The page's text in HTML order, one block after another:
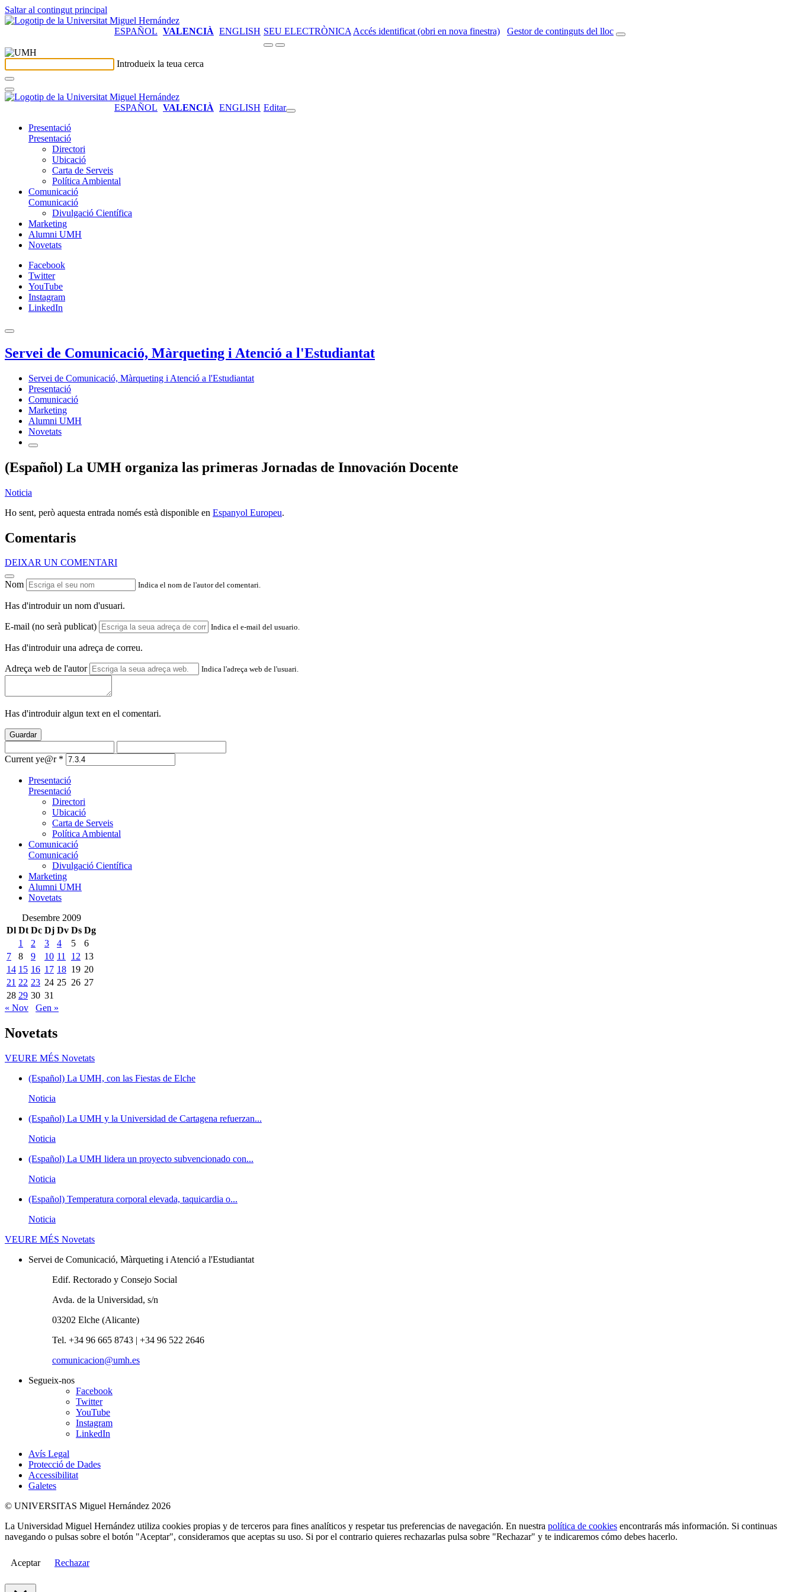
Saltar al contingut principal
ESPAÑOL VALENCIÀ ENGLISH SEU ELECTRÒNICA Accés identificat (obri en nova finestra) Gestor de continguts del lloc
Introdueix la teua cerca
ESPAÑOL VALENCIÀ ENGLISH Editar
Presentació
Presentació
Directori
Ubicació
Carta de Serveis
Política Ambiental
Comunicació
Comunicació
Divulgació Científica
Marketing
Alumni UMH
Novetats
Facebook
Twitter
YouTube
Instagram
LinkedIn
Servei de Comunicació, Màrqueting i Atenció a l'Estudiantat
Servei de Comunicació, Màrqueting i Atenció a l'Estudiantat
Presentació
Comunicació
Marketing
Alumni UMH
Novetats
(Español) La UMH organiza las primeras Jornadas de Innovación Docente
Noticia
Ho sent, però aquesta entrada només està disponible en Espanyol Europeu.
Comentaris
DEIXAR UN COMENTARI
Nom Indica el nom de l'autor del comentari.
Has d'introduir un nom d'usuari.
E-mail (no serà publicat) Indica el e-mail del usuario.
Has d'introduir una adreça de correu.
Adreça web de l'autor Indica l'adreça web de l'usuari.
Has d'introduir algun text en el comentari.
Guardar
Current ye@r *
Presentació
Presentació
Directori
Ubicació
Carta de Serveis
Política Ambiental
Comunicació
Comunicació
Divulgació Científica
Marketing
Alumni UMH
Novetats
Desembre 2009
Dl Dt Dc Dj Dv Ds Dg
1
2 3 4 5
6
7
8 9 10 11 12 13
14 15 16 17 18 19 20
21 22 23 24 25 26 27
28 29 30 31
« Nov
Gen »
Novetats
VEURE MÉS Novetats
(Español) La UMH, con las Fiestas de Elche
Noticia
(Español) La UMH y la Universidad de Cartagena refuerzan...
Noticia
(Español) La UMH lidera un proyecto subvencionado con...
Noticia
(Español) Temperatura corporal elevada, taquicardia o...
Noticia
VEURE MÉS Novetats
Servei de Comunicació, Màrqueting i Atenció a l'Estudiantat
Edif. Rectorado y Consejo Social
Avda. de la Universidad, s/n
03202 Elche (Alicante)
Tel. +34 96 665 8743 | +34 96 522 2646
comunicacion@umh.es
Segueix-nos
Facebook
Twitter
YouTube
Instagram
LinkedIn
Avís Legal
Protecció de Dades
Accessibilitat
Galetes
© UNIVERSITAS Miguel Hernández 2026
La Universidad Miguel Hernández utiliza cookies propias y de terceros para fines analíticos y respetar tus preferencias de navegación. En nuestra política de cookies encontrarás más información. Si continuas
navegando o pulsas sobre el botón "Aceptar", consideramos que aceptas su uso. Si por el contrario quieres rechazarlas pulsa sobre "Rechazar" y te indicaremos cómo debes hacerlo.
Aceptar Rechazar